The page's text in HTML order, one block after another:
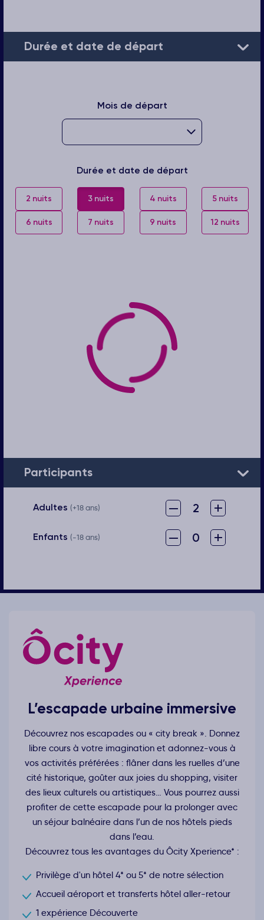
Durée et date de départ
Mois de départ
Durée et date de départ
2 nuits 3 nuits 4 nuits 5 nuits
6 nuits 7 nuits 9 nuits 12 nuits
Participants
Adultes (+18 ans) – 2 +
Enfants (-18 ans) – 0 +
L’escapade urbaine immersive
Découvrez nos escapades ou « city break ». Donnez
libre cours à votre imagination et adonnez-vous à
vos activités préférées : flâner dans les ruelles d’une
cité historique, goûter aux joies du shopping, visiter
des lieux culturels ou artistiques… Vous pourrez aussi
profiter de cette escapade pour la prolonger avec
un séjour balnéaire dans l’un de nos hôtels pieds
dans l’eau.
Découvrez tous les avantages du Ôcity Xperience* :
Privilège d'un hôtel 4* ou 5* de notre sélection
Accueil aéroport et transferts hôtel aller-retour
1 expérience Découverte